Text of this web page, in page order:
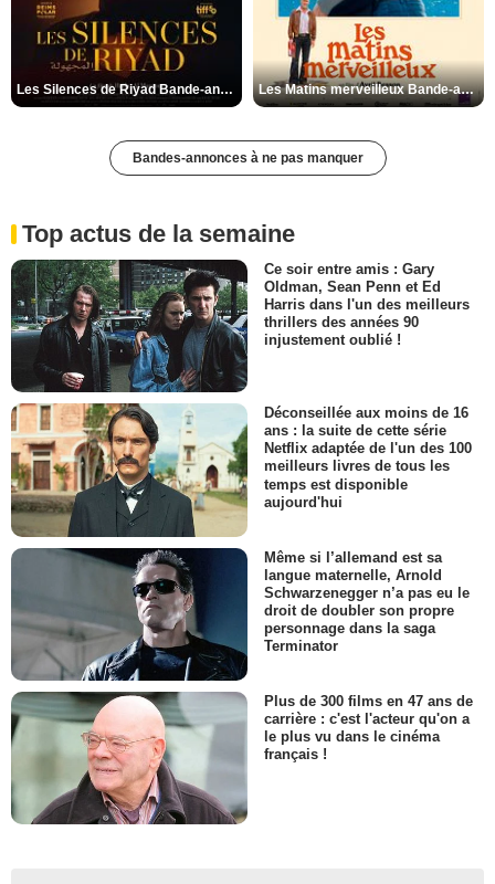
Les Silences de Riyad Bande-annonce VO STFR Les Matins merveilleux Bande-annonce VF
Bandes-annonces à ne pas manquer
Top actus de la semaine
Ce soir entre amis : Gary
Oldman, Sean Penn et Ed
Harris dans l'un des meilleurs
thrillers des années 90
injustement oublié !
Déconseillée aux moins de 16
ans : la suite de cette série
Netflix adaptée de l'un des 100
meilleurs livres de tous les
temps est disponible
aujourd'hui
Même si l’allemand est sa
langue maternelle, Arnold
Schwarzenegger n’a pas eu le
droit de doubler son propre
personnage dans la saga
Terminator
Plus de 300 films en 47 ans de
carrière : c'est l'acteur qu'on a
le plus vu dans le cinéma
français !